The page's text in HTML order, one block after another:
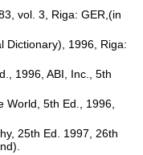
vol. 3, Riga: GER,(in
Dictionary), 1996, Riga:
1996, ABI, Inc., 5th
World, 5th Ed., 1996,
25th Ed. 1997, 26th